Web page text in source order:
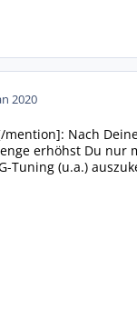
2020
Nach
erhöhst Du nur
Tuning (u.a.)